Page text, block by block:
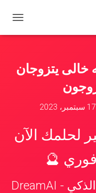
ب
ا
يتزوجان
17 سبتمبر، 2023
لحلمك الآن
🔮
📱 تطبيق تفسير الأحلام الذكي - DreamAI